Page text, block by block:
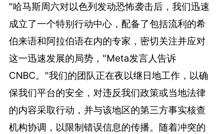
"哈马斯周六对以色列发动恐怖袭击后，我们迅速
成立了一个特别行动中心，配备了包括流利的希
伯来语和阿拉伯语在内的专家，密切关注并应对
这一迅速发展的局势，"Meta发言人告诉
CNBC。"我们的团队正在夜以继日地工作，以确
保我们平台的安全，对违反我们政策或当地法律
的内容采取行动，并与该地区的第三方事实核查
机构协调，以限制错误信息的传播。随着冲突的